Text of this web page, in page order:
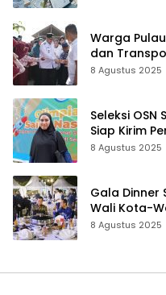
Warga
dan
8 Agustus 2025
Seleksi OSN
Siap Kirim
8 Agustus 2025
Gala Dinner
Wali Kota-
Kader se-
8 Agustus 2025